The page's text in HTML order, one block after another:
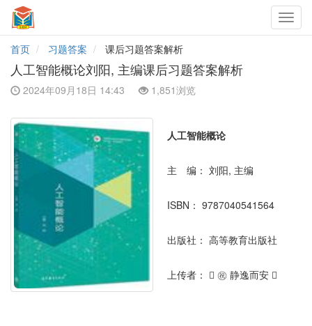
首页
习题答案 课后习题答案解析
人工智能概论刘阳, 主编课后习题答案解析
2024年09月18日 14:43 1,851浏览
人工智能概论
主 编： 刘阳, 主编
ISBN： 9787040541564
出版社： 高等教育出版社
上传者： ⃔ ㊗ 静逸而安 ⃕